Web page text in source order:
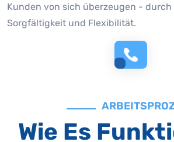
Kunden von sich überzeugen - durch
Sorgfältigkeit und Flexibilität.
Wie Es